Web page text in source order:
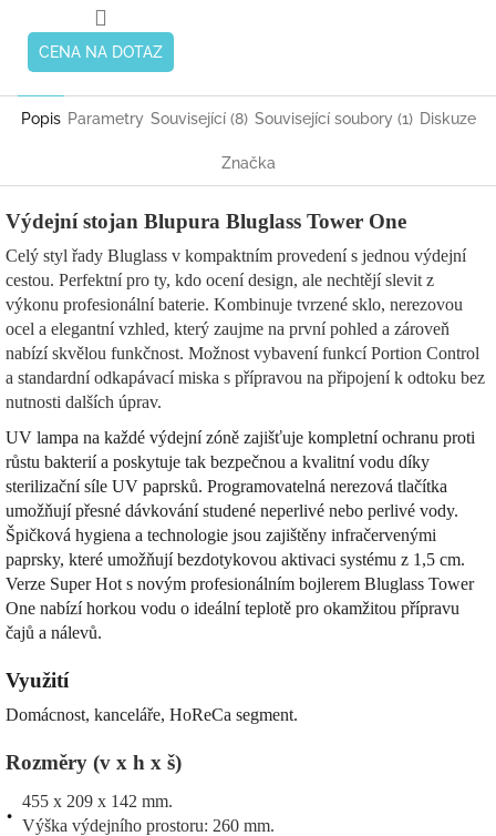
CENA NA DOTAZ
Popis Parametry Související (8) Související soubory (1) Diskuze
Značka
Výdejní stojan Blupura Bluglass Tower One
Celý styl řady Bluglass v kompaktním provedení s jednou výdejní
cestou. Perfektní pro ty, kdo ocení design, ale nechtějí slevit z
výkonu profesionální baterie. Kombinuje tvrzené sklo, nerezovou
ocel a elegantní vzhled, který zaujme na první pohled a zároveň
nabízí skvělou funkčnost. Možnost vybavení funkcí Portion Control
a standardní odkapávací miska s přípravou na připojení k odtoku bez
nutnosti dalších úprav.
UV lampa na každé výdejní zóně zajišťuje kompletní ochranu proti
růstu bakterií a poskytuje tak bezpečnou a kvalitní vodu díky
sterilizační síle UV paprsků. Programovatelná nerezová tlačítka
umožňují přesné dávkování studené neperlivé nebo perlivé vody.
Špičková hygiena a technologie jsou zajištěny infračervenými
paprsky, které umožňují bezdotykovou aktivaci systému z 1,5 cm.
Verze Super Hot s novým profesionálním bojlerem Bluglass Tower
One nabízí horkou vodu o ideální teplotě pro okamžitou přípravu
čajů a nálevů.
Využití
Domácnost, kanceláře, HoReCa segment.
Rozměry (v x h x š)
455 x 209 x 142 mm.
Výška výdejního prostoru: 260 mm.